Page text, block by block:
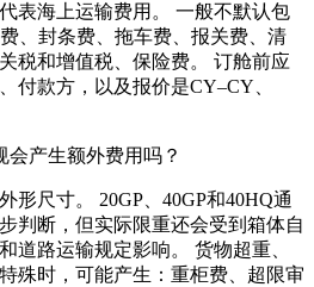
表海上运输费用。 一般不默认包
、封条费、拖车费、报关费、清
税和增值税、保险费。 订舱前应
付款方，以及报价是CY–CY、
会产生额外费用吗？
形尺寸。 20GP、40GP和40HQ通
判断，但实际限重还会受到箱体自
道路运输规定影响。 货物超重、
殊时，可能产生：重柜费、超限审